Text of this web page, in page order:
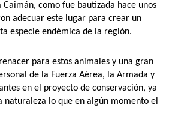
Caimán, como fue bautizada hace unos
adecuar este lugar para crear un
especie endémica de la región.
para estos animales y una gran
de la Fuerza Aérea, la Armada y
en el proyecto de conservación, ya
naturaleza lo que en algún momento el